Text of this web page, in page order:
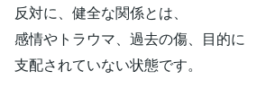
反対に、健全な関係とは、
感情やトラウマ、過去の傷、目的に
支配されていない状態です。